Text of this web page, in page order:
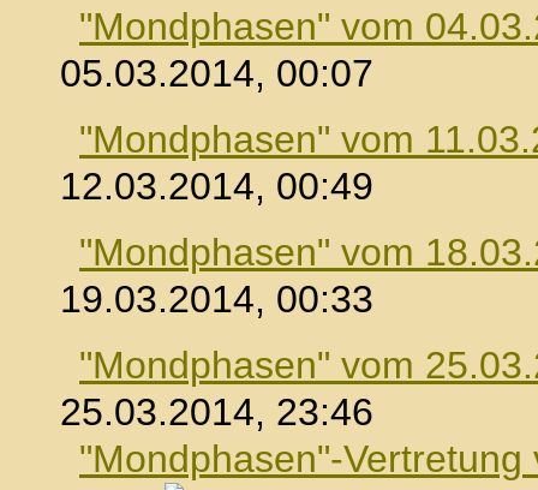
"Mondphasen" vom
05.03.2014, 00:07
"Mondphasen" vom
12.03.2014, 00:49
"Mondphasen" vom
19.03.2014, 00:33
"Mondphasen" vom
25.03.2014, 23:46
"Mondphasen"-